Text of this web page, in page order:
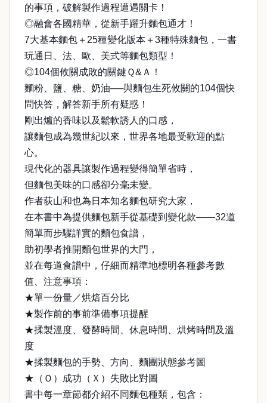
的事項，破解製作過程遭遇關卡！
◎融會各國精華，從新手躍升麵包通才！
7大基本麵包＋25種變化版本＋3種特殊麵包，一書
玩通日、法、歐、美式等麵包類型！
◎104個攸關成敗的關鍵Ｑ&Ａ！
麵粉、鹽、糖、奶油──與麵包生死攸關的104個快
問快答，解答新手所有疑惑！
剛出爐的香味以及鬆軟誘人的口感，
讓麵包成為幾世紀以來，世界各地最受歡迎的點
心。
現代化的器具讓製作過程變得簡單省時，
但麵包美味的口感卻分毫未變。
作者荻山和也為日本知名麵包研究大家，
在本書中為提供麵包新手從基礎到變化款——32道
簡單而步驟詳實的麵包食譜，
助初學者推開麵包世界的大門，
並在每道食譜中，仔細而精準地標明各種參考數
值、注意事項：
★單一份量／烘焙百分比
★製作前的事前準備事項提醒
★揉製溫度、發酵時間、休息時間、烘烤時間及溫
度
★揉製麵包的手勢、方向、麵團狀態參考圖
★（Ｏ）成功（Ｘ）失敗比對圖
書中每一章節都介紹不同麵包種類，包含：